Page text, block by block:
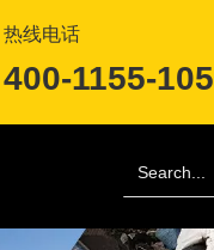
热线电话
400-1155-105